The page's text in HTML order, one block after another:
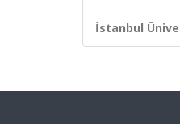
İstanbul